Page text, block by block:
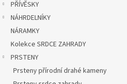
PŘÍVĚSKY
NÁHRDELNÍKY
NÁRAMKY
Kolekce SRDCE ZAHRADY
PRSTENY
Prsteny přírodní drahé kameny